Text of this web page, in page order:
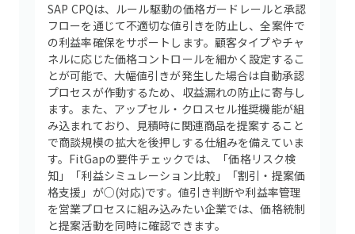
SAP CPQは、ルール駆動の価格ガードレールと承認
フローを通じて不適切な値引きを防止し、全案件で
の利益率確保をサポートします。顧客タイプやチャ
ネルに応じた価格コントロールを細かく設定するこ
とが可能で、大幅値引きが発生した場合は自動承認
プロセスが作動するため、収益漏れの防止に寄与し
ます。また、アップセル・クロスセル推奨機能が組
み込まれており、見積時に関連商品を提案すること
で商談規模の拡大を後押しする仕組みを備えていま
す。FitGapの要件チェックでは、「価格リスク検
知」「利益シミュレーション比較」「割引・提案価
格支援」が○(対応)です。値引き判断や利益率管理
を営業プロセスに組み込みたい企業では、価格統制
と提案活動を同時に確認できます。